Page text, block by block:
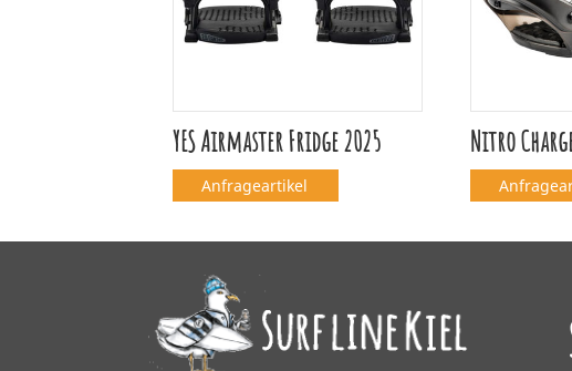
YES Airmaster Fridge 2025
Anfrageartikel
Nitro